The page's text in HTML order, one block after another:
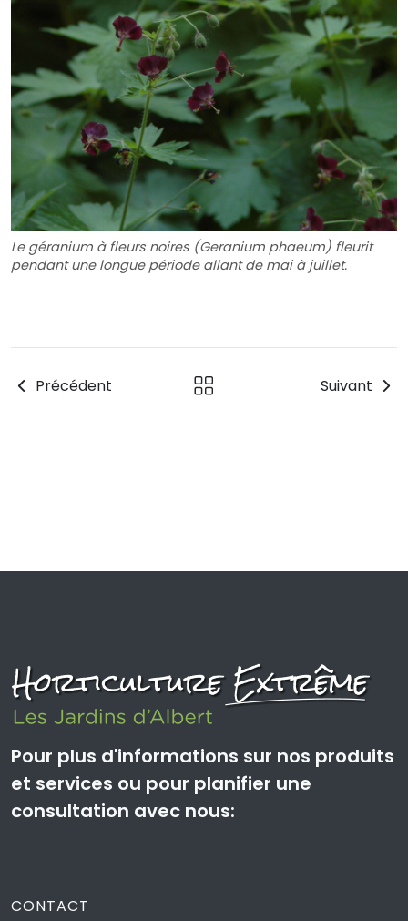
Le géranium à fleurs noires (Geranium phaeum) fleurit
pendant une longue période allant de mai à juillet.
Précédent Suivant
Pour plus d'informations sur nos produits
et services ou pour planifier une
consultation avec nous:
CONTACT